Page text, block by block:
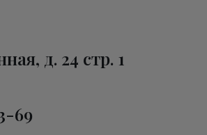
д. 24 стр. 1
69